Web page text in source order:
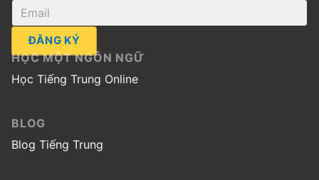
ĐĂNG KÝ
HỌC MỘT NGÔN NGỮ
Học Tiếng Trung Online
BLOG
Blog Tiếng Trung